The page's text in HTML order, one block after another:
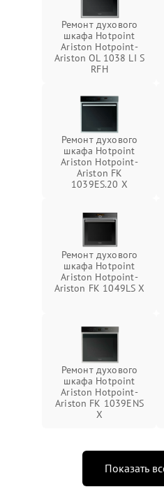
Ремонт духового
шкафа Hotpoint
Ariston Hotpoint-
Ariston OL 1038 LI S
RFH
Ремонт духового
шкафа Hotpoint
Ariston Hotpoint-
Ariston FK
1039ES.20 X
Ремонт духового
шкафа Hotpoint
Ariston Hotpoint-
Ariston FK 1049LS X
Ремонт духового
шкафа Hotpoint
Ariston Hotpoint-
Ariston FK 1039ENS
X
Показать